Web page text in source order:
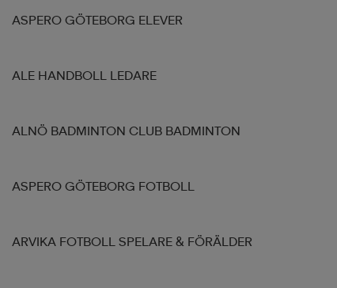
ASPERO GÖTEBORG ELEVER
ALE HANDBOLL LEDARE
ALNÖ BADMINTON CLUB BADMINTON
ASPERO GÖTEBORG FOTBOLL
ARVIKA FOTBOLL SPELARE & FÖRÄLDER